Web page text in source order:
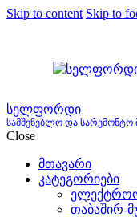
Skip to content Skip to
სელფორდი
სამშენებლო და სარემონტო
Close
მთავარი
კატეგორიები
თაბაშირ-